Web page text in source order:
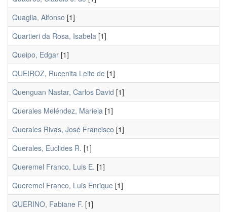
Quaglia, Alfonso [1]
Quartieri da Rosa, Isabela [1]
Queipo, Edgar [1]
QUEIROZ, Rucenita Leite de [1]
Quenguan Nastar, Carlos David [1]
Querales Meléndez, Mariela [1]
Querales Rivas, José Francisco [1]
Querales, Euclides R. [1]
Queremel Franco, Luis E. [1]
Queremel Franco, Luis Enrique [1]
QUERINO, Fabiane F. [1]